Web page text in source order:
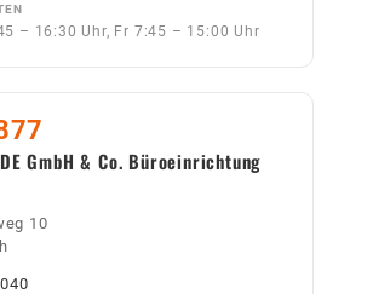
– 16:30 Uhr, Fr 7:45 – 15:00 Uhr
GmbH & Co. Büroeinrichtung
10